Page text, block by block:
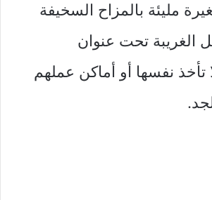
مليئة بالمزاح السخيفة
الغريبة تحت عنوان
تأخذ نفسها أو أماكن عملهم